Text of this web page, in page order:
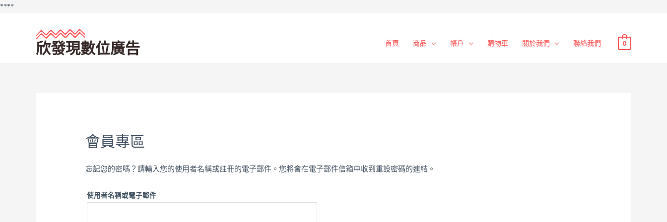
****
content
欣發現數位廣告 首頁 商品 帳戶 購物車 關於我們 聯絡我們 0
會員專區
忘記您的密嗎？請輸入您的使用者名稱或註冊的電子郵件。您將會在電子郵件信箱中收到重設密碼的連結。
使用者名稱或電子郵件